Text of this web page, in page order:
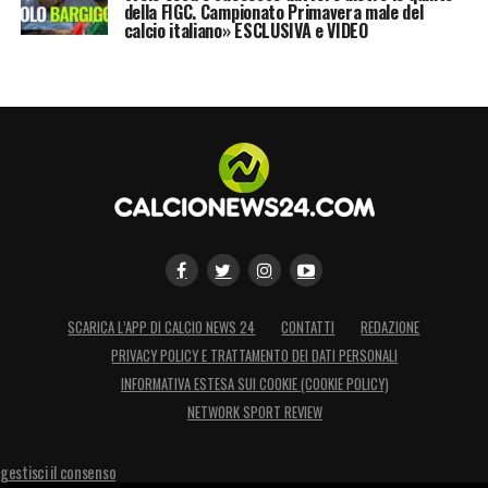
match con il Cagliari.
LA PLAYLIST DELLE NOSTRE TOP NEWS
della FIGC. Campionato Primavera male del
calcio italiano» ESCLUSIVA e VIDEO
SCARICA L’APP DI CALCIO NEWS 24 CONTATTI
REDAZIONE
PRIVACY POLICY E TRATTAMENTO DEI DATI PERSONALI
INFORMATIVA ESTESA SUI COOKIE (COOKIE POLICY)
NETWORK SPORT REVIEW
gestisci il consenso